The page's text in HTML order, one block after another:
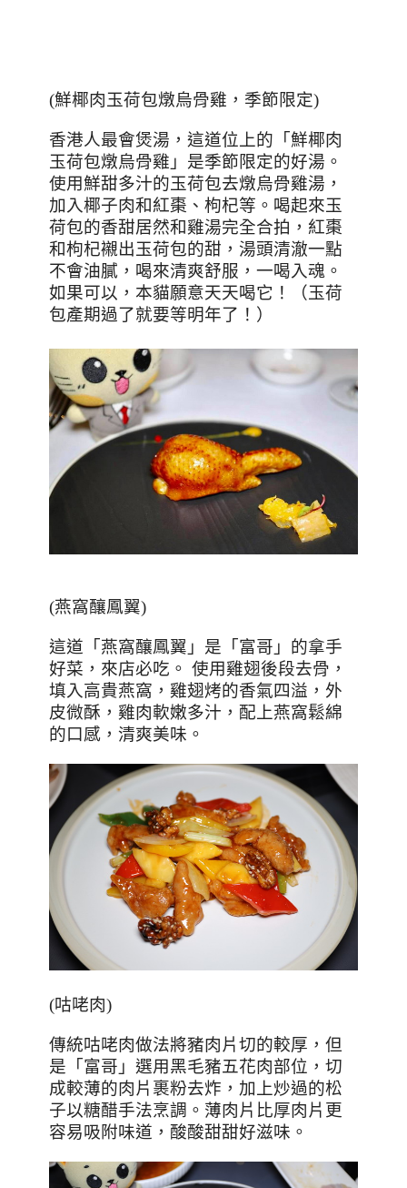
(鮮椰肉玉荷包燉烏骨雞，季節限定)
香港人最會煲湯，這道位上的「鮮椰肉
玉荷包燉烏骨雞」是季節限定的好湯。
使用鮮甜多汁的玉荷包去燉烏骨雞湯，
加入椰子肉和紅棗、枸杞等。喝起來玉
荷包的香甜居然和雞湯完全合拍，紅棗
和枸杞襯出玉荷包的甜，湯頭清澈一點
不會油膩，喝來清爽舒服，一喝入魂。
如果可以，本貓願意天天喝它！（玉荷
包產期過了就要等明年了！）
(燕窩釀鳳翼)
這道「燕窩釀鳳翼」是「富哥」的拿手
好菜，來店必吃。 使用雞翅後段去骨，
填入高貴燕窩，雞翅烤的香氣四溢，外
皮微酥，雞肉軟嫩多汁，配上燕窩鬆綿
的口感，清爽美味。
(咕咾肉)
傳統咕咾肉做法將豬肉片切的較厚，但
是「富哥」選用黑毛豬五花肉部位，切
成較薄的肉片裹粉去炸，加上炒過的松
子以糖醋手法烹調。薄肉片比厚肉片更
容易吸附味道，酸酸甜甜好滋味。